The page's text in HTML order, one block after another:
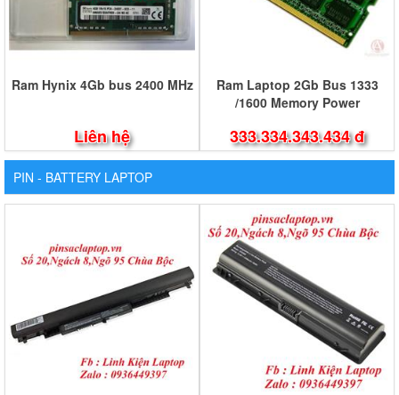
Ram Hynix 4Gb bus 2400 MHz
Liên hệ
Ram Laptop 2Gb Bus 1333
/1600 Memory Power
333.334.343.434 đ
PIN - BATTERY LAPTOP